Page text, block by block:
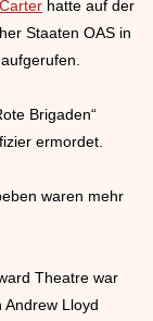
hatte auf der
Staaten OAS in
Brigaden“
ermordet.
waren mehr
Theatre war
Andrew Lloyd